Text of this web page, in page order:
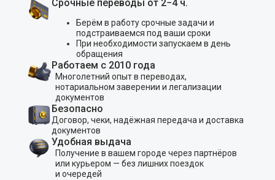
Срочные переводы от 2−4 ч.
Берём в работу срочные задачи и
подстраиваемся под ваши сроки
При необходимости запускаем в день
обращения
Работаем с 2010 года
Многолетний опыт в переводах,
нотариальном заверении и легализации
документов
Безопасно
Договор, чеки, надёжная передача и доставка
документов
Удобная выдача
Получение в вашем городе через партнёров
или курьером — без лишних поездок
и очередей